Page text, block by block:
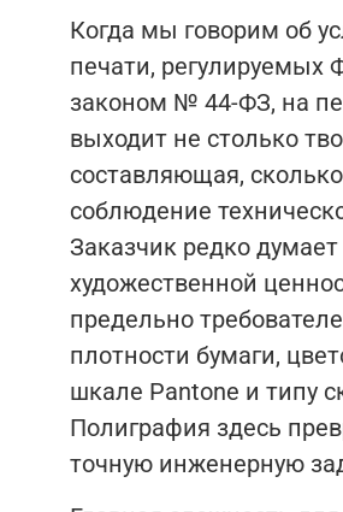
Когда мы говорим об
печати, регулируемых
законом № 44-ФЗ, на
выходит не столько
составляющая,
соблюдение
Заказчик редко думает
художественной
предельно
плотности бумаги,
шкале Pantone и типу
Полиграфия здесь
точную инженерную